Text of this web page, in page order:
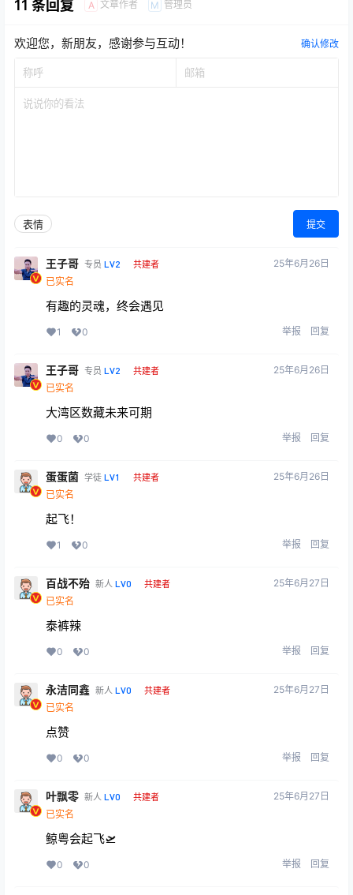
11 条回复 A 文章作者 M 管理员
欢迎您，新朋友，感谢参与互动！ 确认修改
表情 提交
王子哥 专员 LV2 共建者
已实名
25年6月26日
有趣的灵魂，终会遇见
1 0 举报 回复
王子哥 专员 LV2 共建者
已实名
25年6月26日
大湾区数藏未来可期
0 0 举报 回复
蛋蛋菌 学徒 LV1 共建者
已实名
25年6月26日
起飞！
1 0 举报 回复
百战不殆 新人 LV0 共建者
已实名
25年6月27日
泰裤辣
0 0 举报 回复
永洁同鑫 新人 LV0 共建者
已实名
25年6月27日
点赞
0 0 举报 回复
叶飘零 新人 LV0 共建者
已实名
25年6月27日
鲸粤会起飞🛫
0 0 举报 回复